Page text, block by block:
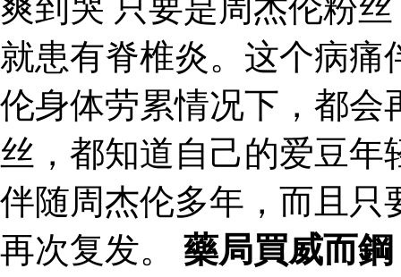
爽到哭 只要是周杰伦粉
就患有脊椎炎。这个病痛
伦身体劳累情况下，都会
丝，都知道自己的爱豆
伴随周杰伦多年，而且只
再次复发。 藥局買威而鋼